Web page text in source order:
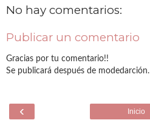
No hay comentarios:
Publicar un comentario
Gracias por tu comentario!!
Se publicará después de modedarción.
‹ Inicio